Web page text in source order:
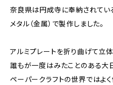
奈良県は円成寺に奉納されてい
メタル（金属）で製作しました。
アルミプレートを折り曲げて立体
誰もが一度はみたことのある大
ペーパークラフトの世界ではよ